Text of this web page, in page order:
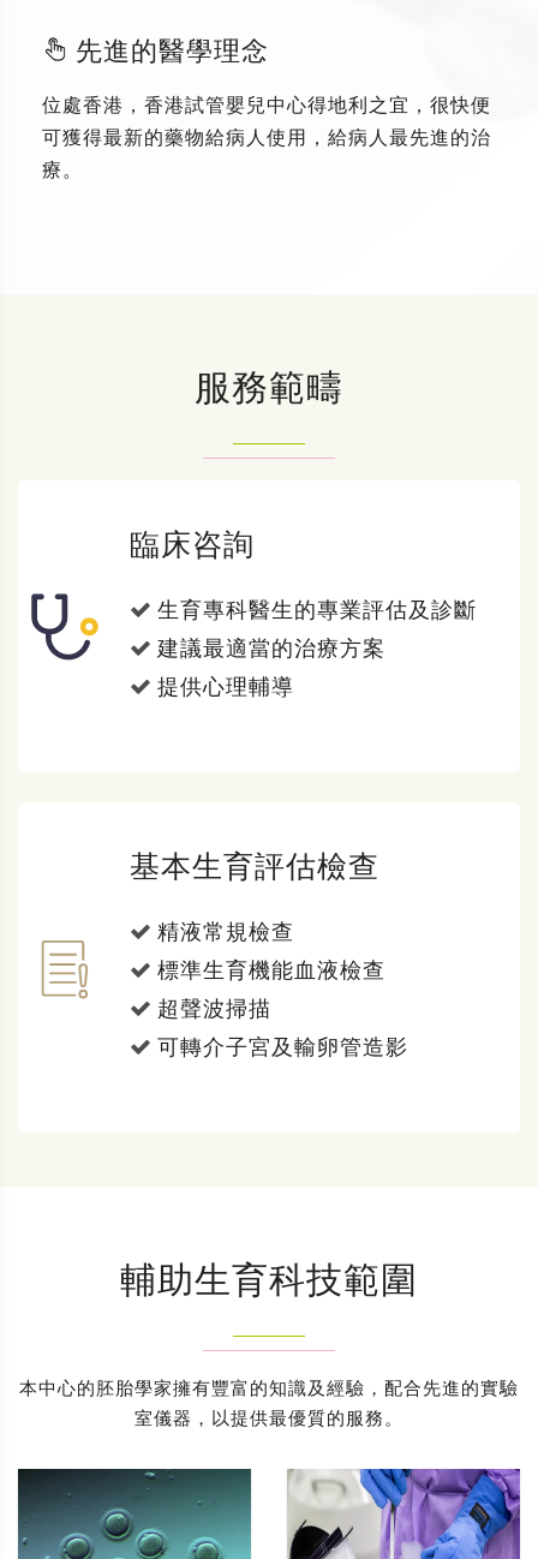
先進的醫學理念
位處香港，香港試管嬰兒中心得地利之宜，很快便
可獲得最新的藥物給病人使用，給病人最先進的治
療。
服務範疇
臨床咨詢
生育專科醫生的專業評估及診斷
建議最適當的治療方案
提供心理輔導
基本生育評估檢查
精液常規檢查
標準生育機能血液檢查
超聲波掃描
可轉介子宮及輸卵管造影
輔助生育科技範圍
本中心的胚胎學家擁有豐富的知識及經驗，配合先進的實驗
室儀器，以提供最優質的服務。